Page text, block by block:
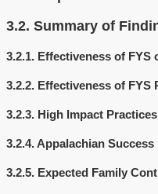
3.2. Summary of
3.2.1. Effectiveness of FYS
3.2.2. Effectiveness of FYS
3.2.3. High Impact Practices
3.2.4.Appalachian Success
3.2.5. Expected Family